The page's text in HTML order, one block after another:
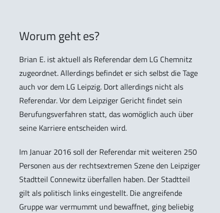
Worum geht es?
Brian E. ist aktuell als Referendar dem LG Chemnitz
zugeordnet. Allerdings befindet er sich selbst die Tage
auch vor dem LG Leipzig. Dort allerdings nicht als
Referendar. Vor dem Leipziger Gericht findet sein
Berufungsverfahren statt, das womöglich auch über
seine Karriere entscheiden wird.
Im Januar 2016 soll der Referendar mit weiteren 250
Personen aus der rechtsextremen Szene den Leipziger
Stadtteil Connewitz überfallen haben. Der Stadtteil
gilt als politisch links eingestellt. Die angreifende
Gruppe war vermummt und bewaffnet, ging beliebig